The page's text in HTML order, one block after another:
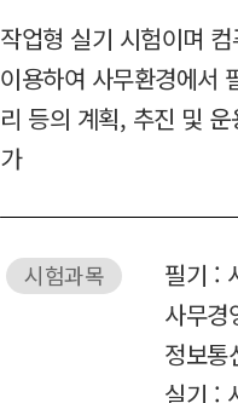
작업형 실기 시험이며
이용하여 사무환경에서
리 등의 계획, 추진 및
가
시험과목
필기 :
사무경
정보통
실기 :